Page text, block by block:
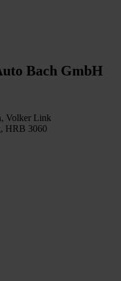
Bach GmbH
Volker Link
HRB 3060